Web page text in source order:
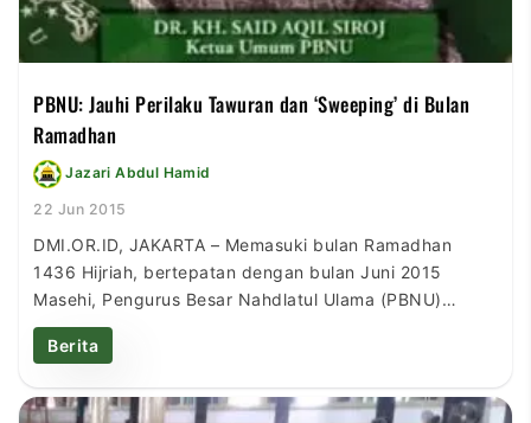
PBNU: Jauhi Perilaku Tawuran dan ‘Sweeping’ di Bulan
Ramadhan
Jazari Abdul Hamid
22 Jun 2015
DMI.OR.ID, JAKARTA – Memasuki bulan Ramadhan
1436 Hijriah, bertepatan dengan bulan Juni 2015
Masehi, Pengurus Besar Nahdlatul Ulama (PBNU)
mengimbau kepada seluruh masyarakat Indonesia,
khususnya ummat Islam, untuk mencegah perilaku
rilisnya kepada DMI.OR.ID Ketua Umum PBNU, Prof. Dr.
Berita